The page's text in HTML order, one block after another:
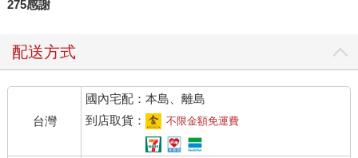
275感謝
配送方式
台灣
國內宅配：本島、離島
到店取貨：
不限金額免運費